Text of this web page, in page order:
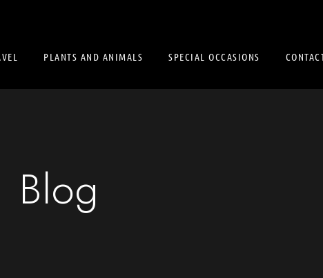
PLANTS AND ANIMALS SPECIAL OCCASIONS
Blog